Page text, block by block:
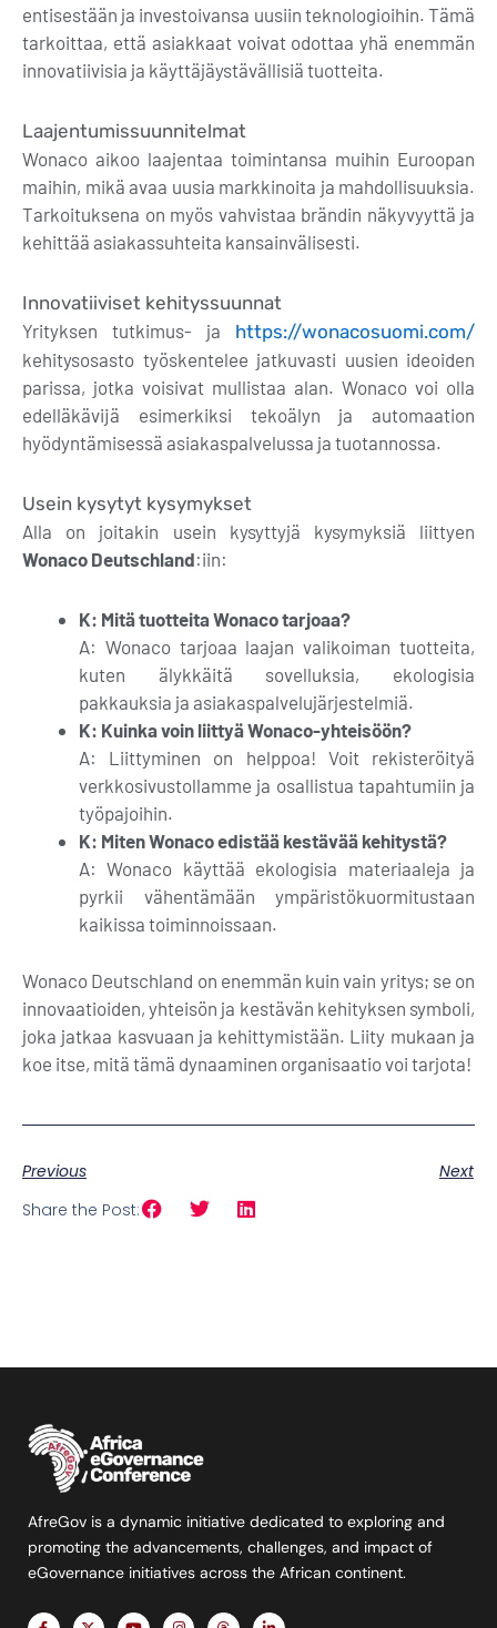
entisestään ja investoivansa uusiin teknologioihin. Tämä
tarkoittaa, että asiakkaat voivat odottaa yhä enemmän
innovatiivisia ja käyttäjäystävällisiä tuotteita.
Laajentumissuunnitelmat
Wonaco aikoo laajentaa toimintansa muihin Euroopan
maihin, mikä avaa uusia markkinoita ja mahdollisuuksia.
Tarkoituksena on myös vahvistaa brändin näkyvyyttä ja
kehittää asiakassuhteita kansainvälisesti.
Innovatiiviset kehityssuunnat
Yrityksen tutkimus- ja https://wonacosuomi.com/
kehitysosasto työskentelee jatkuvasti uusien ideoiden
parissa, jotka voisivat mullistaa alan. Wonaco voi olla
edelläkävijä esimerkiksi tekoälyn ja automaation
hyödyntämisessä asiakaspalvelussa ja tuotannossa.
Usein kysytyt kysymykset
Alla on joitakin usein kysyttyjä kysymyksiä liittyen
Wonaco Deutschland:iin:
K: Mitä tuotteita Wonaco tarjoaa?
A: Wonaco tarjoaa laajan valikoiman tuotteita,
kuten älykkäitä sovelluksia, ekologisia
pakkauksia ja asiakaspalvelujärjestelmiä.
K: Kuinka voin liittyä Wonaco-yhteisöön?
A: Liittyminen on helppoa! Voit rekisteröityä
verkkosivustollamme ja osallistua tapahtumiin ja
työpajoihin.
K: Miten Wonaco edistää kestävää kehitystä?
A: Wonaco käyttää ekologisia materiaaleja ja
pyrkii vähentämään ympäristökuormitustaan
kaikissa toiminnoissaan.
Wonaco Deutschland on enemmän kuin vain yritys; se on
innovaatioiden, yhteisön ja kestävän kehityksen symboli,
joka jatkaa kasvuaan ja kehittymistään. Liity mukaan ja
koe itse, mitä tämä dynaaminen organisaatio voi tarjota!
Previous
Next
Share the Post:
AfreGov is a dynamic initiative dedicated to exploring and
promoting the advancements, challenges, and impact of
eGovernance initiatives across the African continent.
F
X
Y
I
T
L